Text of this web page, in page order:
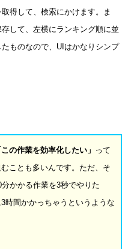
得して、検索にかけます。ま
して、左横にランキング順に並
ものなので、UIはかなりシンプ
この作業を効率化したい」 って
ことも多いんです。ただ、そ
かかる作業を3秒でやりた
時間かかっちゃうというような